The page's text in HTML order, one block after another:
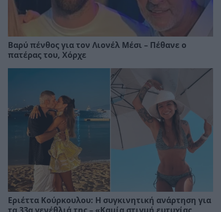
Βαρύ πένθος για τον Λιονέλ Μέσι – Πέθανε ο
πατέρας του, Χόρχε
Εριέττα Κούρκουλου: Η συγκινητική ανάρτηση για